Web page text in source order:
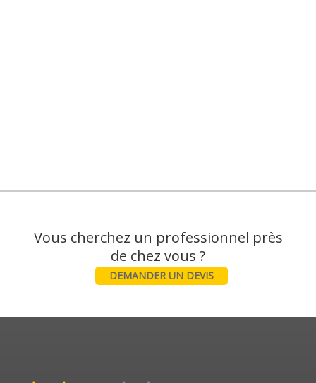
Vous cherchez un professionnel près
DEMANDER UN DEVIS